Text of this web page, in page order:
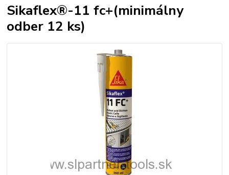
Sikaflex®-11 fc+(minimálny
odber 12 ks)